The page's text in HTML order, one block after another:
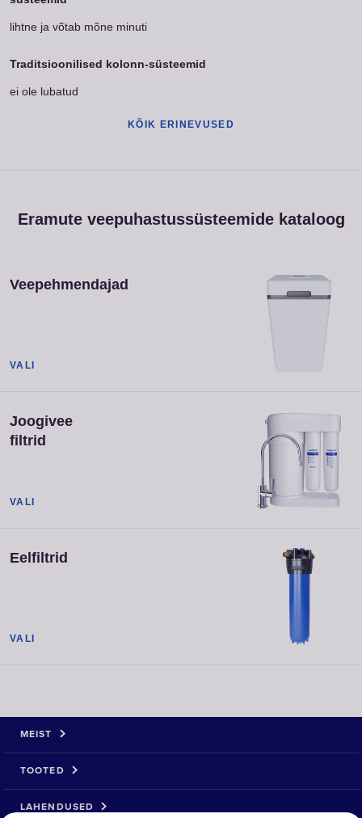
lihtne ja võtab mõne minuti
ei ole lubatud
KÕIK ERINEVUSED
Eramute veepuhastussüsteemide kataloog
Veepehmendajad
VALI
Joogivee
filtrid
VALI
Eelfiltrid
VALI
MEIST
TOOTED
LAHENDUSED